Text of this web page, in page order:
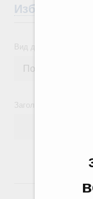
Избранные
Вид документа
Заголовок или текст